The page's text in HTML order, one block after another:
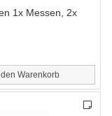
1x Messen, 2x
den Warenkorb